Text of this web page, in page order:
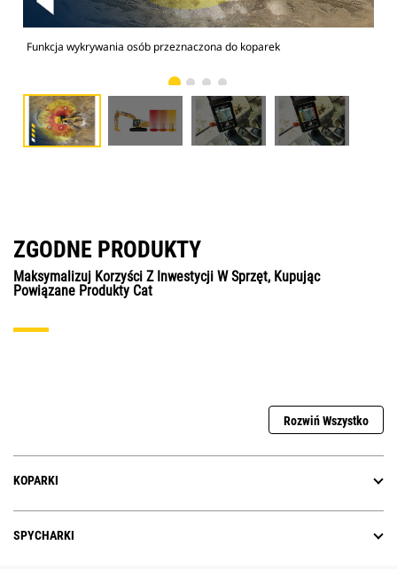
Funkcja wykrywania osób przeznaczona do koparek
ZGODNE PRODUKTY
Maksymalizuj Korzyści Z Inwestycji W Sprzęt, Kupując
Powiązane Produkty Cat
Rozwiń Wszystko
KOPARKI
SPYCHARKI